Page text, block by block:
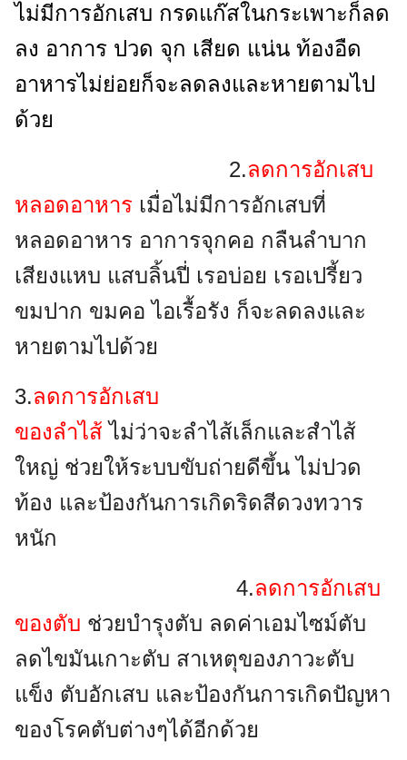
ไม่มีการอักเสบ กรดแก๊สในกระเพาะก็ลด
ลง อาการ ปวด จุก เสียด แน่น ท้องอืด
อาหารไม่ย่อยก็จะลดลงและหายตามไป
ด้วย
2.ลดการอักเสบ
หลอดอาหาร เมื่อไม่มีการอักเสบที่
หลอดอาหาร อาการจุกคอ กลืนลำบาก
เสียงแหบ แสบลิ้นปี่ เรอบ่อย เรอเปรี้ยว
ขมปาก ขมคอ ไอเรื้อรัง ก็จะลดลงและ
หายตามไปด้วย
3.ลดการอักเสบ
ของลำไส้ ไม่ว่าจะลำไส้เล็กและสำไส้
ใหญ่ ช่วยให้ระบบขับถ่ายดีขึ้น ไม่ปวด
ท้อง และป้องกันการเกิดริดสีดวงทวาร
หนัก
4.ลดการอักเสบ
ของตับ ช่วยบำรุงตับ ลดค่าเอมไซม์ตับ
ลดไขมันเกาะตับ สาเหตุของภาวะตับ
แข็ง ตับอักเสบ และป้องกันการเกิดปัญหา
ของโรคตับต่างๆได้อีกด้วย